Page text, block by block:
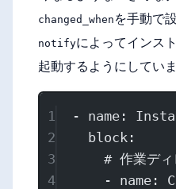
changed_when を手動で
notifyによってインス
起動するようにしてい
1 - name :
2
block :
3
# 作業ディ
4
- name :